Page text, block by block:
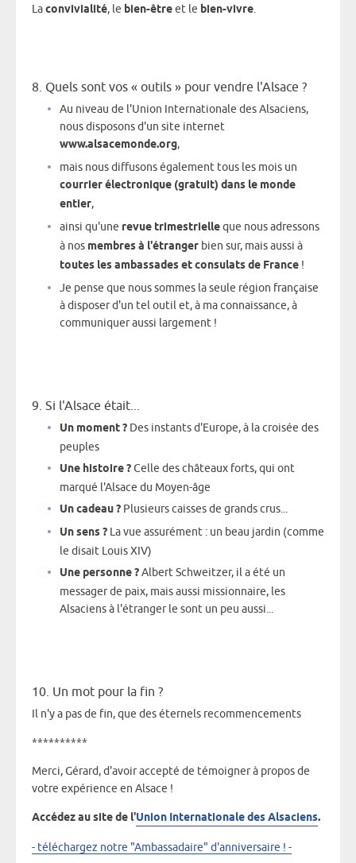
Laconvivialité, le bien-êtreet le bien-vivre
8. Quels sont vos « outils » pour vendre l'Alsace ?
Au niveau de l'Union Internationale des Alsaciens,
nous disposons d'un site internet
www.alsacemonde.org,
mais nous diffusons également tous les mois un
courrier électronique (gratuit) dans le monde
entier,
ainsi qu'une revue trimestrielleque nous adressons
à nos membres à l'étranger bien sur, mais aussi à
toutes les ambassades et consulats de France !
Je pense que nous sommes la seule région française
à disposer d'un tel outil et, à ma connaissance, à
communiquer aussi largement !
9. Si l'Alsace était...
Un moment ? Des instants d'Europe, à la croisée des
peuples
Une histoire ?Celle des châteaux forts, qui ont
marqué l'Alsace du Moyen-âge
Un cadeau ? Plusieurs caisses de grands crus...
Un sens ? La vue assurément : un beau jardin (comme
le disait Louis XIV)
Une personne ?Albert Schweitzer, il a été un
messager de paix, mais aussi missionnaire, les
Alsaciens à l'étranger le sont un peu aussi...
10. Un mot pour la fin ?
Il n'y a pas de fin, que des éternels recommencements
**********
Merci, Gérard, d'avoir accepté de témoigner à propos de
votre expérience en Alsace !
Accédez au site de l'Union Internationale des Alsaciens.
- téléchargez notre "Ambassadaire" d'anniversaire ! -